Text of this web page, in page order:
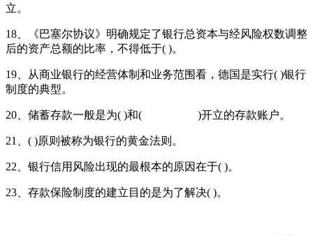
立。
18、《巴塞尔协议》明确规定了银行总资本与经风险权数调整
后的资产总额的比率，不得低于( )。
19、从商业银行的经营体制和业务范围看，德国是实行( )银行
制度的典型。
20、储蓄存款一般是为( )和( )开立的存款账户。
21、( )原则被称为银行的黄金法则。
22、银行信用风险出现的最根本的原因在于( )。
23、存款保险制度的建立目的是为了解决( )。